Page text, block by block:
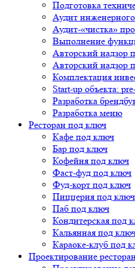
Подготовка
Аудит
Аудит-«чистка»
Выполнение
Авторский надзор
Авторский надзор
Комплектация
Start-up объекта:
Разработка
Разработка меню
Ресторан под ключ
Кафе под ключ
Бар под ключ
Кофейня под ключ
Фаст-фуд под ключ
Фуд-корт под ключ
Пиццерия под ключ
Паб под ключ
Кондитерская под
Кальянная под
Караоке-клуб под
Проектирование